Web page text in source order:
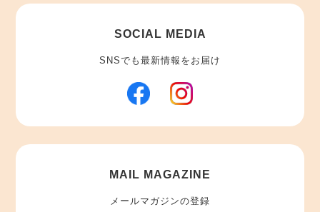
SOCIAL MEDIA
SNSでも最新情報をお届け
MAIL MAGAZINE
メールマガジンの登録